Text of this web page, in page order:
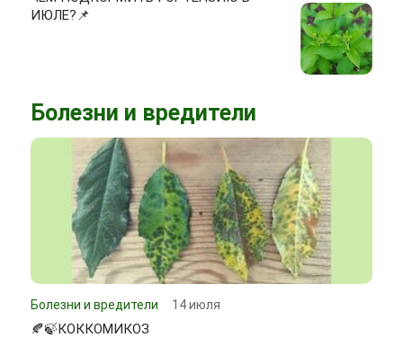
ИЮЛЕ?📌
Болезни и вредители
Болезни и вредители 14 июля
🍂🍃КОККОМИКОЗ